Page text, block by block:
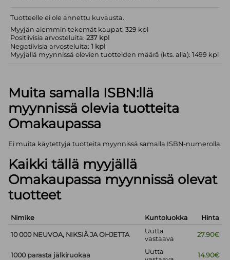
Tuotteelle ei ole annettu kuvausta.
Myyjän aiemmin tekemät kaupat: 329 kpl
Positiivisia arvosteluita:237 kpl
Negatiivisia arvosteluita:1 kpl
Myyjällä myynnissä olevien tuotteiden määrä (kts. alla): 1499 kpl
Muita samalla ISBN:llä
myynnissä olevia tuotteita
Omakaupassa
Ei muita käytettyjä tuotteita myynnissä samalla ISBN-numerolla.
Kaikki tällä myyjällä
Omakaupassa myynnissä olevat
tuotteet
Nimike Kuntoluokka Hinta
10 000 NEUVOA, NIKSIÄ JA OHJETTA
Uutta
vastaava
27.90€
1000 parasta jälkiruokaa
Uutta
14.90€